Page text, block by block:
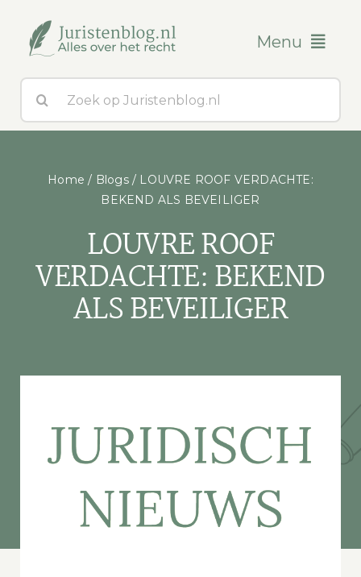
inhoud
Menu
Blogs
naar:
Home / Blogs/ LOUVRE ROOF VERDACHTE:
BEKEND ALS BEVEILIGER
LOUVRE ROOF
VERDACHTE: BEKEND
ALS BEVEILIGER